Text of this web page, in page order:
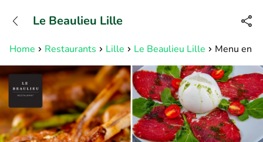
Disponible jusqu'à 23:00 heures
Home Restaurants Lille Le Beaulieu Lille Menu en
Le Beaulieu Lille